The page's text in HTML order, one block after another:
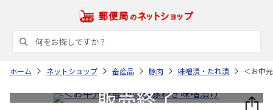
ホーム ネットショップ 畜産品 豚肉 味噌漬・たれ漬 ＜お中